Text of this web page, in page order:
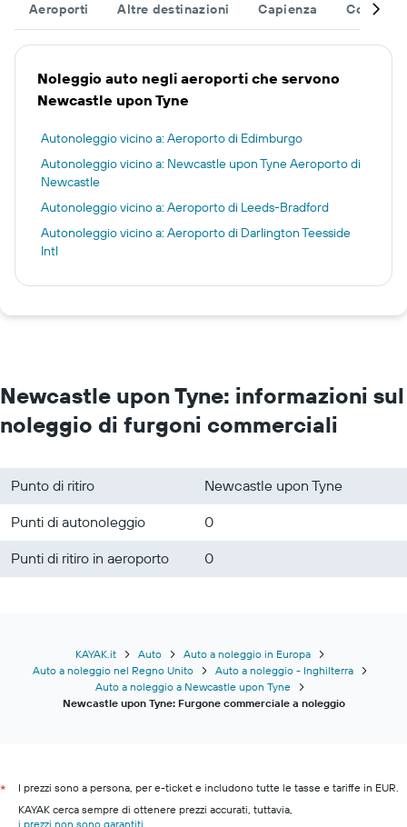
Aeroporti Altre destinazioni Capienza
Noleggio auto negli aeroporti che servono
Newcastle upon Tyne
Autonoleggio vicino a: Aeroporto di Edimburgo
Autonoleggio vicino a: Newcastle upon Tyne Aeroporto di
Newcastle
Autonoleggio vicino a: Aeroporto di Leeds-Bradford
Autonoleggio vicino a: Aeroporto di Darlington Teesside
Intl
Newcastle upon Tyne: informazioni sul
noleggio di furgoni commerciali
Punto di ritiro
Newcastle upon Tyne
Punti di autonoleggio
0
Punti di ritiro in aeroporto
0
KAYAK.it Auto
Auto a noleggio in Europa
Auto a noleggio nel Regno Unito
Auto a noleggio - Inghilterra
Auto a noleggio a Newcastle upon Tyne
Newcastle upon Tyne: Furgone commerciale a noleggio
*
I prezzi sono a persona, per e-ticket e includono tutte le tasse e tariffe in EUR.
KAYAK cerca sempre di ottenere prezzi accurati, tuttavia,
i prezzi non sono garantiti